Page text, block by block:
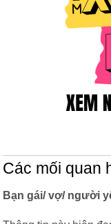
Các mối quan
Bạn gái/ vợ/ người